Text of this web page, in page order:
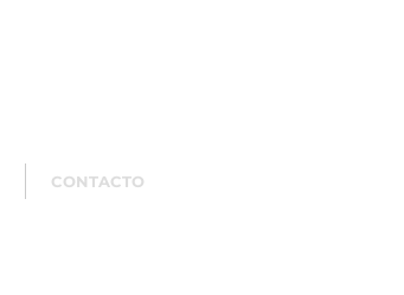
CONTACTO